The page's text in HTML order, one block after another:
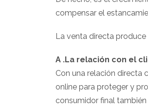
compensar el
La venta directa
A .La relación con el
Con una relación directa
online para proteger y
consumidor final